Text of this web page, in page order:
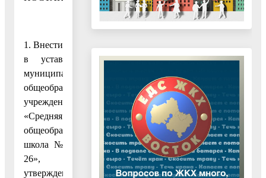
1. Внести
в устав
муниципального
общеобразовательного
учреждения
«Средняя
общеобразовательная
школа №
26»,
утвержденный